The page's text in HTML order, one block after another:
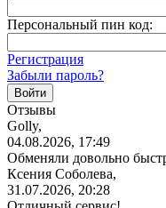
Персональный пин код:
Регистрация
Забыли пароль?
Отзывы
Golly,
04.08.2026, 17:49
Обменяли довольно
Ксения Соболева,
31.07.2026, 20:28